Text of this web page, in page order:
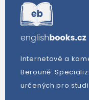
Internetové a
Berouně.
určených pro